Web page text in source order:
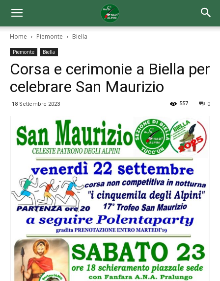
Home Piemonte Biella
Piemonte Biella
Corsa e cerimonie a Biella per
celebrare San Maurizio
18 Settembre 2023 0
557